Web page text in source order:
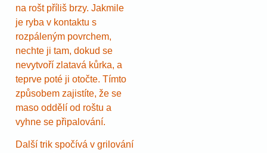
na rošt příliš brzy. Jakmile
je ryba v kontaktu s
rozpáleným povrchem,
nechte ji tam, dokud se
nevytvoří zlatavá kůrka, a
teprve poté ji otočte. Tímto
způsobem zajistíte, že se
maso oddělí od roštu a
vyhne se připalování.
Další trik spočívá v grilování